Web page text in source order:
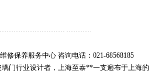
修保养服务中心 咨询电话：021-68568185
璃门行业设计者，上海至泰**一支遍布于上海的